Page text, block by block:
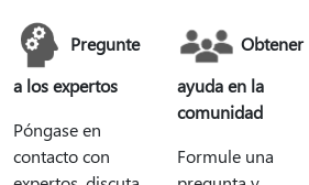
Pregunte
a los expertos
Póngase en
contacto con
Obtener
ayuda en la
comunidad
Formule una